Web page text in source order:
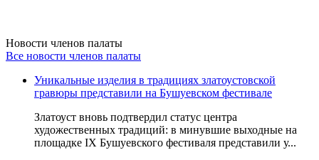
Новости членов палаты
Все новости членов палаты
Уникальные изделия в традициях златоустовской
гравюры представили на Бушуевском фестивале
Златоуст вновь подтвердил статус центра
художественных традиций: в минувшие выходные на
площадке IX Бушуевского фестиваля представили у...